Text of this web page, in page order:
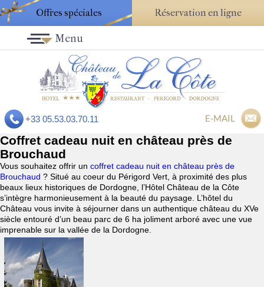
Offres spéciales Réservation en ligne
+33 05.53.03.70.11 E-MAIL
Menu
Coffret cadeau nuit en château près de
Brouchaud
Vous souhaitez offrir un coffret cadeau nuit en château près de
Brouchaud ? Situé au coeur du Périgord Vert, à proximité des plus
beaux lieux historiques de Dordogne, l’Hôtel Château de la Côte
s’intègre harmonieusement à la beauté du paysage. L’hôtel du
Château vous invite à séjourner dans un authentique château du XVe
siècle entouré d’un beau parc de 6 ha joliment arboré avec une vue
imprenable sur la vallée de la Dordogne.